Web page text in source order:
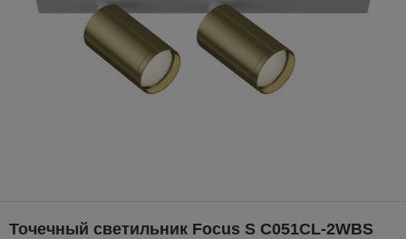
Точечный светильник Focus S C051CL-2WBS